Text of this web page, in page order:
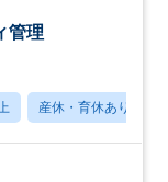
管理
産休・育休あり